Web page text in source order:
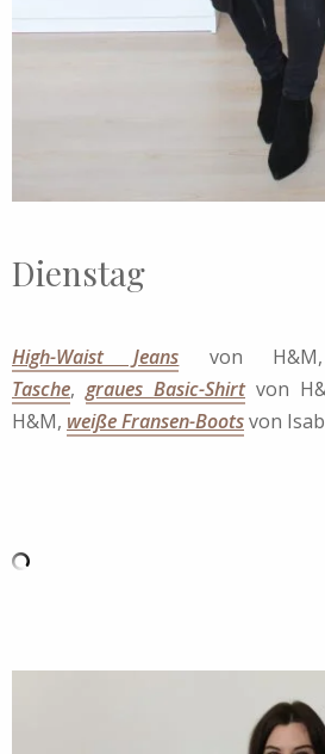
Dienstag
High-Waist Jeans von
Tasche, graues Basic-Shirtvon
H&M, weiße Fransen-Bootsvon